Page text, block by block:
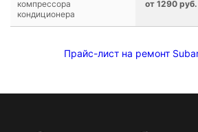
компрессора
кондиционера
от 1290 руб.
Прайс-лист на ремонт